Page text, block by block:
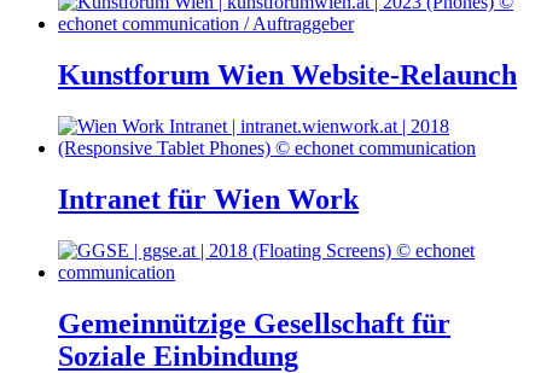
Kunstforum Wien Website-Relaunch
Intranet für Wien Work
Gemeinnützige Gesellschaft für
Soziale Einbindung